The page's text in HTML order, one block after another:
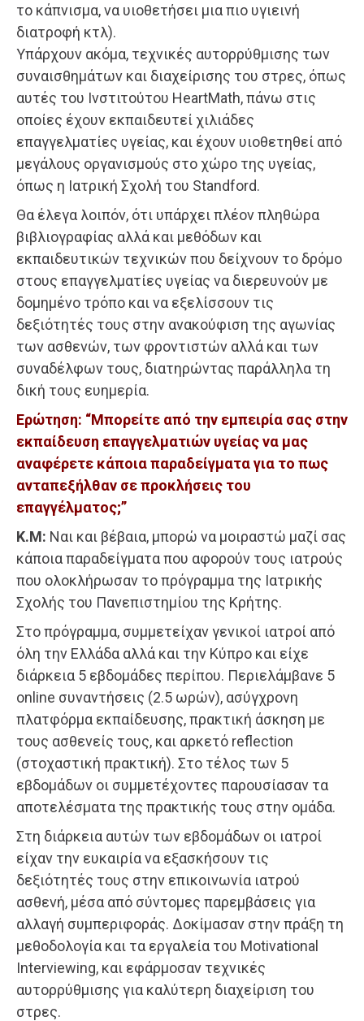
το κάπνισμα, να υιοθετήσει μια πιο υγιεινή
διατροφή κτλ).
Υπάρχουν ακόμα, τεχνικές αυτορρύθμισης των
συναισθημάτων και διαχείρισης του στρες, όπως
αυτές του Ινστιτούτου ΗeartMath, πάνω στις
οποίες έχουν εκπαιδευτεί χιλιάδες
επαγγελματίες υγείας, και έχουν υιοθετηθεί από
μεγάλους οργανισμούς στο χώρο της υγείας,
όπως η Ιατρική Σχολή του Standford.
Θα έλεγα λοιπόν, ότι υπάρχει πλέον πληθώρα
βιβλιογραφίας αλλά και μεθόδων και
εκπαιδευτικών τεχνικών που δείχνουν το δρόμο
στους επαγγελματίες υγείας να διερευνούν με
δομημένο τρόπο και να εξελίσσουν τις
δεξιότητές τους στην ανακούφιση της αγωνίας
των ασθενών, των φροντιστών αλλά και των
συναδέλφων τους, διατηρώντας παράλληλα τη
δική τους ευημερία.
Ερώτηση: “Μπορείτε από την εμπειρία σας στην
εκπαίδευση επαγγελματιών υγείας να μας
αναφέρετε κάποια παραδείγματα για το πως
ανταπεξήλθαν σε προκλήσεις του
επαγγέλματος;”
K.M: Ναι και βέβαια, μπορώ να μοιραστώ μαζί σας
κάποια παραδείγματα που αφορούν τους ιατρούς
που ολοκλήρωσαν το πρόγραμμα της Ιατρικής
Σχολής του Πανεπιστημίου της Κρήτης.
Στο πρόγραμμα, συμμετείχαν γενικοί ιατροί από
όλη την Ελλάδα αλλά και την Κύπρο και είχε
διάρκεια 5 εβδομάδες περίπου. Περιελάμβανε 5
online συναντήσεις (2.5 ωρών), ασύγχρονη
πλατφόρμα εκπαίδευσης, πρακτική άσκηση με
τους ασθενείς τους, και αρκετό reflection
(στοχαστική πρακτική). Στο τέλος των 5
εβδομάδων οι συμμετέχοντες παρουσίασαν τα
αποτελέσματα της πρακτικής τους στην ομάδα.
Στη διάρκεια αυτών των εβδομάδων οι ιατροί
είχαν την ευκαιρία να εξασκήσουν τις
δεξιότητές τους στην επικοινωνία ιατρού
ασθενή, μέσα από σύντομες παρεμβάσεις για
αλλαγή συμπεριφοράς. Δοκίμασαν στην πράξη τη
μεθοδολογία και τα εργαλεία του Μotivational
Ιnterviewing, και εφάρμοσαν τεχνικές
αυτορρύθμισης για καλύτερη διαχείριση του
στρες.